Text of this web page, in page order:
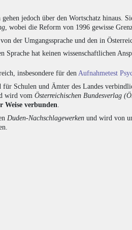
jedoch über den Wortschatz
, wobei die Reform von 1996 gewisse
der Umgangssprache und den in
Sprache hat keinen wissenschaftlichen
insbesondere für den Aufnahmetest
Schulen und Ämter des Landes
wird vom Österreichischen Bundesverlag
Weise verbunden
Duden-Nachschlagewerken und wird von